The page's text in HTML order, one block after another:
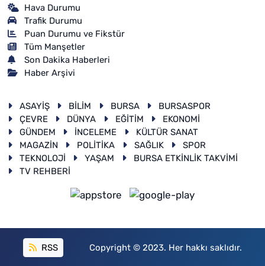
Hava Durumu
Trafik Durumu
Puan Durumu ve Fikstür
Tüm Manşetler
Son Dakika Haberleri
Haber Arşivi
ASAYİŞ BİLİM BURSA
BURSASPOR
ÇEVRE
DÜNYA EĞİTİM
EKONOMİ
GÜNDEM
İNCELEME
KÜLTÜR SANAT
MAGAZİN
POLİTİKA SAĞLIK
SPOR
TEKNOLOJİ
YAŞAM
BURSA ETKİNLİK TAKVİMİ
TV REHBERİ
RSS Copyright © 2023. Her hakkı saklıdır.